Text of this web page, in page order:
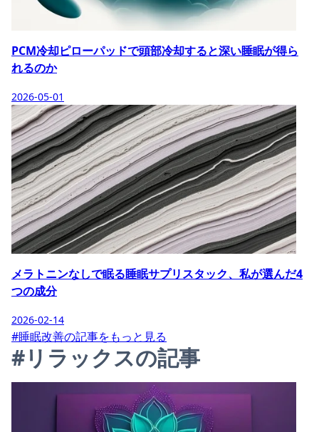
PCM冷却ピローパッドで頭部冷却すると深い睡眠が得ら
れるのか
2026-05-01
メラトニンなしで眠る睡眠サプリスタック、私が選んだ4
つの成分
2026-02-14
#睡眠改善の記事をもっと見る
#リラックスの記事